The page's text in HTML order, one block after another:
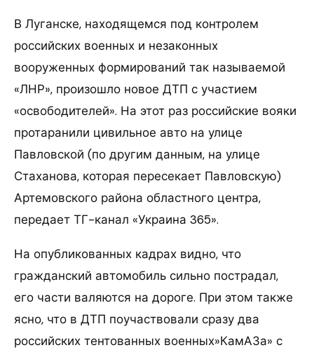
В Луганске, находящемся под контролем
российских военных и незаконных
вооруженных формирований так называемой
«ЛНР», произошло новое ДТП с участием
«освободителей». На этот раз российские вояки
протаранили цивильное авто на улице
Павловской (по другим данным, на улице
Стаханова, которая пересекает Павловскую)
Артемовского района областного центра,
передает ТГ-канал «Украина 365».
На опубликованных кадрах видно, что
гражданский автомобиль сильно пострадал,
его части валяются на дороге. При этом также
ясно, что в ДТП поучаствовали сразу два
российских тентованных военных»КамАЗа» с